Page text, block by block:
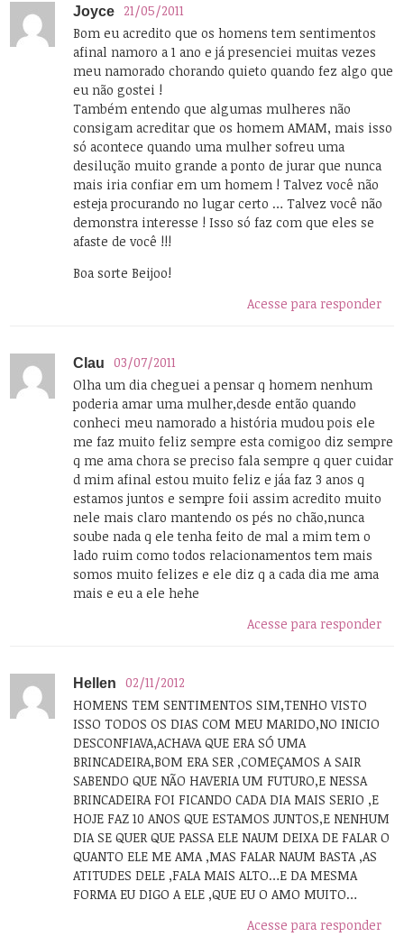
Joyce
21/05/2011
Bom eu acredito que os homens tem sentimentos
afinal namoro a 1 ano e já presenciei muitas vezes
meu namorado chorando quieto quando fez algo que
eu não gostei !
Também entendo que algumas mulheres não
consigam acreditar que os homem AMAM, mais isso
só acontece quando uma mulher sofreu uma
desilução muito grande a ponto de jurar que nunca
mais iria confiar em um homem ! Talvez você não
esteja procurando no lugar certo … Talvez você não
demonstra interesse ! Isso só faz com que eles se
afaste de você !!!
Boa sorte Beijoo!
Acesse para responder
Clau
03/07/2011
Olha um dia cheguei a pensar q homem nenhum
poderia amar uma mulher,desde então quando
conheci meu namorado a história mudou pois ele
me faz muito feliz sempre esta comigoo diz sempre
q me ama chora se preciso fala sempre q quer cuidar
d mim afinal estou muito feliz e jáa faz 3 anos q
estamos juntos e sempre foii assim acredito muito
nele mais claro mantendo os pés no chão,nunca
soube nada q ele tenha feito de mal a mim tem o
lado ruim como todos relacionamentos tem mais
somos muito felizes e ele diz q a cada dia me ama
mais e eu a ele hehe
Acesse para responder
Hellen
02/11/2012
HOMENS TEM SENTIMENTOS SIM,TENHO VISTO
ISSO TODOS OS DIAS COM MEU MARIDO,NO INICIO
DESCONFIAVA,ACHAVA QUE ERA SÓ UMA
BRINCADEIRA,BOM ERA SER ,COMEÇAMOS A SAIR
SABENDO QUE NÃO HAVERIA UM FUTURO,E NESSA
BRINCADEIRA FOI FICANDO CADA DIA MAIS SERIO ,E
HOJE FAZ 10 ANOS QUE ESTAMOS JUNTOS,E NENHUM
DIA SE QUER QUE PASSA ELE NAUM DEIXA DE FALAR O
QUANTO ELE ME AMA ,MAS FALAR NAUM BASTA ,AS
ATITUDES DELE ,FALA MAIS ALTO…E DA MESMA
FORMA EU DIGO A ELE ,QUE EU O AMO MUITO…
Acesse para responder